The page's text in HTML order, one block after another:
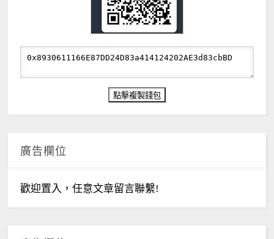
廣告欄位
歡迎置入，任意文章留言聯繫!